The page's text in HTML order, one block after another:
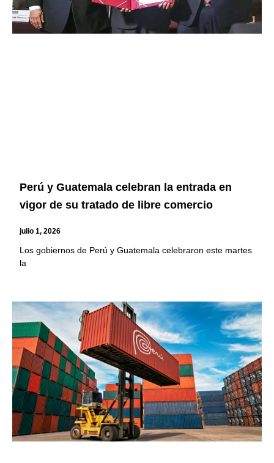
Perú y Guatemala celebran la entrada en
vigor de su tratado de libre comercio
julio 1, 2026
Los gobiernos de Perú y Guatemala celebraron este martes
la